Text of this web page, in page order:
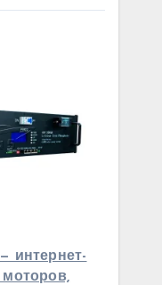
интернет-
моторов,